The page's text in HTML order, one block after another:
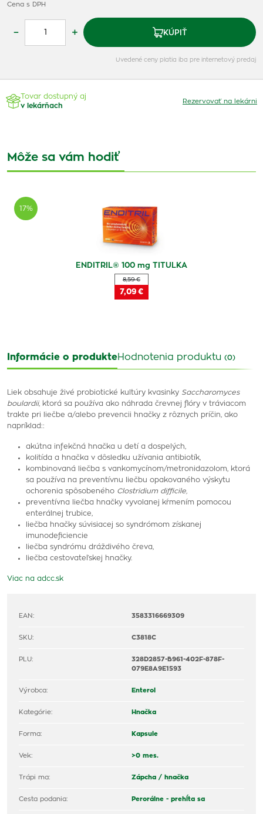
Cena s DPH
– + KÚPIŤ
Uvedené ceny platia iba pre internetový predaj
Tovar dostupný aj
v lekárňach
Rezervovať na lekárni
Môže sa vám hodiť
17%
ENDITRIL® 100 mg TITULKA
8,59 €
7,09 €
Informácie o produkteHodnotenia produktu (0)
Liek obsahuje živé probiotické kultúry kvasinky Saccharomyces
boulardii, ktorá sa používa ako náhrada črevnej flóry v tráviacom
trakte pri liečbe a/alebo prevencii hnačky z rôznych príčin, ako
napríklad::
akútna infekčná hnačka u detí a dospelých,
kolitída a hnačka v dôsledku užívania antibiotík,
kombinovaná liečba s vankomycínom/metronidazolom, ktorá
sa používa na preventívnu liečbu opakovaného výskytu
ochorenia spôsobeného Clostridium difficile,
preventívna liečba hnačky vyvolanej kŕmením pomocou
enterálnej trubice,
liečba hnačky súvisiacej so syndrómom získanej
imunodeficiencie
liečba syndrómu dráždivého čreva,
liečba cestovateľskej hnačky.
Viac na adcc.sk
EAN: 3583316669309
SKU: C3818C
PLU:
328D2857-B961-402F-878F-
079E8A9E1593
Výrobca: Enterol
Kategórie: Hnačka
Forma: Kapsule
Vek: >0 mes.
Trápi ma: Zápcha / hnačka
Cesta podania: Perorálne - prehĺta sa